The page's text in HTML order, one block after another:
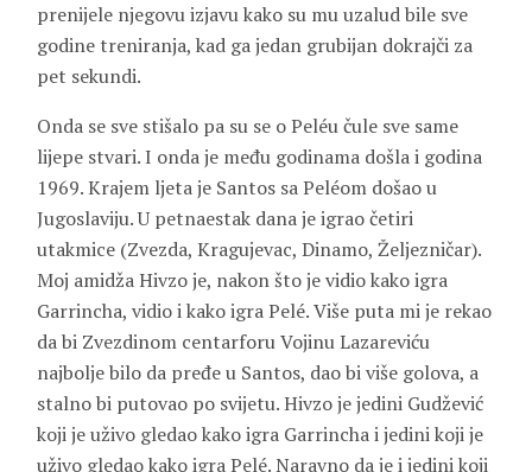
prenijele njegovu izjavu kako su mu uzalud bile sve
godine treniranja, kad ga jedan grubijan dokrajči za
pet sekundi.
Onda se sve stišalo pa su se o Peléu čule sve same
lijepe stvari. I onda je među godinama došla i godina
1969. Krajem ljeta je Santos sa Peléom došao u
Jugoslaviju. U petnaestak dana je igrao četiri
utakmice (Zvezda, Kragujevac, Dinamo, Željezničar).
Moj amidža Hivzo je, nakon što je vidio kako igra
Garrincha, vidio i kako igra Pelé. Više puta mi je rekao
da bi Zvezdinom centarforuVojinu Lazareviću
najbolje bilo da pređe u Santos, dao bi više golova, a
stalno bi putovao po svijetu. Hivzo je jedini Gudžević
koji je uživo gledao kako igra Garrincha i jedini koji je
uživo gledao kako igra Pelé. Naravno da je i jedini koji